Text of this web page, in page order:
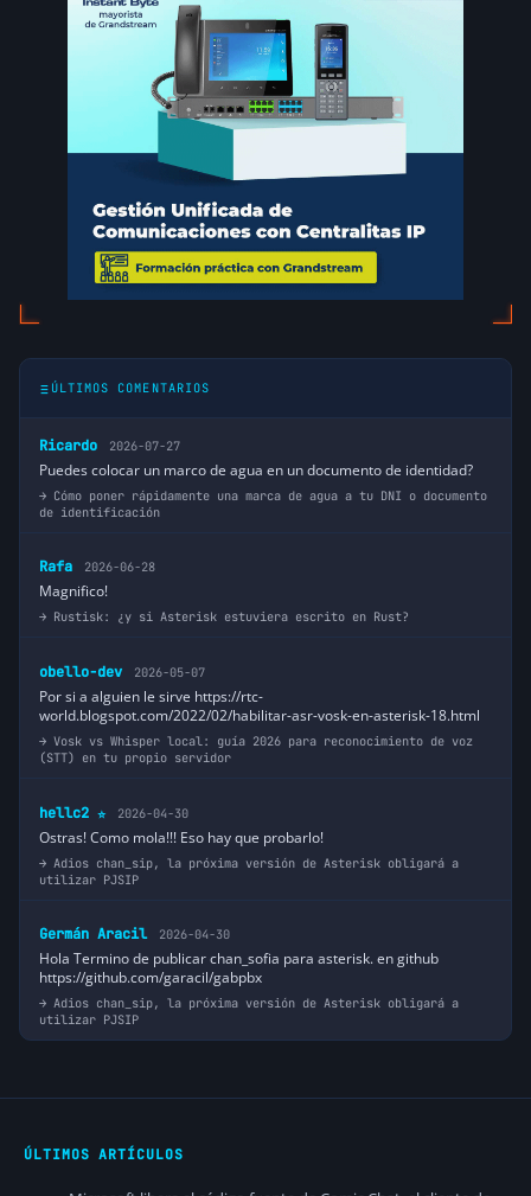
ÚLTIMOS COMENTARIOS
Ricardo 2026-07-27
Puedes colocar un marco de agua en un documento de identidad?
Cómo poner rápidamente una marca de agua a tu DNI o documento
de identificación
Rafa 2026-06-28
Magnifico!
Rustisk: ¿y si Asterisk estuviera escrito en Rust?
obello-dev 2026-05-07
Por si a alguien le sirve https://rtc-
world.blogspot.com/2022/02/habilitar-asr-vosk-en-asterisk-18.html
Vosk vs Whisper local: guía 2026 para reconocimiento de voz
(STT) en tu propio servidor
hellc2 ⭐ 2026-04-30
Ostras! Como mola!!! Eso hay que probarlo!
Adios chan_sip, la próxima versión de Asterisk obligará a
utilizar PJSIP
Germán Aracil 2026-04-30
Hola Termino de publicar chan_sofia para asterisk. en github
https://github.com/garacil/gabpbx
Adios chan_sip, la próxima versión de Asterisk obligará a
utilizar PJSIP
ÚLTIMOS ARTÍCULOS